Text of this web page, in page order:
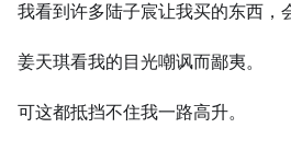
我看到许多陆子宸让我买的东西，
姜天琪看我的目光嘲讽而鄙夷。
可这都抵挡不住我一路高升。